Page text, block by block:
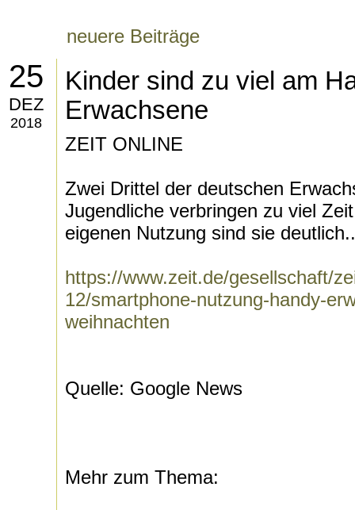
neuere Beiträge
25
DEZ
2018
Kinder sind zu viel am
Erwachsene
ZEIT ONLINE
Zwei Drittel der deutschen
Jugendliche verbringen zu viel
eigenen Nutzung sind sie
https://www.zeit.de/gesellschaft/
12/smartphone-nutzung-handy-
weihnachten
Quelle: Google News
Mehr zum Thema: